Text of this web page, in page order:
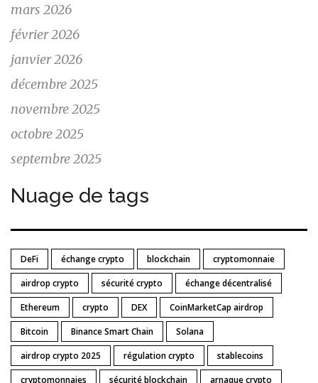
mars 2026
février 2026
janvier 2026
décembre 2025
novembre 2025
octobre 2025
septembre 2025
Nuage de tags
DeFi échange crypto blockchain
cryptomonnaie
airdrop crypto
sécurité crypto
échange décentralisé
Ethereum
crypto DEX
CoinMarketCap airdrop
Bitcoin
Binance Smart Chain
Solana
airdrop crypto 2025
régulation crypto
stablecoins
cryptomonnaies
sécurité blockchain arnaque crypto